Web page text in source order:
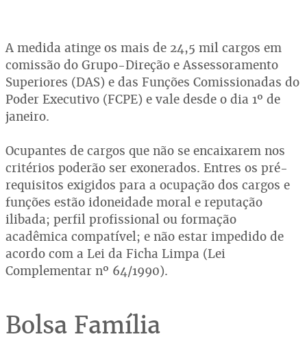
A medida atinge os mais de 24,5 mil cargos em
comissão do Grupo-Direção e Assessoramento
Superiores (DAS) e das Funções Comissionadas do
Poder Executivo (FCPE) e vale desde o dia 1º de
janeiro.
Ocupantes de cargos que não se encaixarem nos
critérios poderão ser exonerados. Entres os pré-
requisitos exigidos para a ocupação dos cargos e
funções estão idoneidade moral e reputação
ilibada; perfil profissional ou formação
acadêmica compatível; e não estar impedido de
acordo com a Lei da Ficha Limpa (Lei
Complementar nº 64/1990).
Bolsa Família